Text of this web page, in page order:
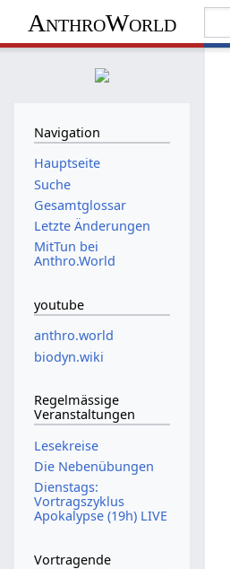
AnthroWorld
Navigation
Hauptseite
Suche
Gesamtglossar
Letzte Änderungen
MitTun bei
Anthro.World
youtube
anthro.world
biodyn.wiki
Regelmässige
Veranstaltungen
Lesekreise
Die Nebenübungen
Dienstags:
Vortragszyklus
Apokalypse (19h) LIVE
Vortragende